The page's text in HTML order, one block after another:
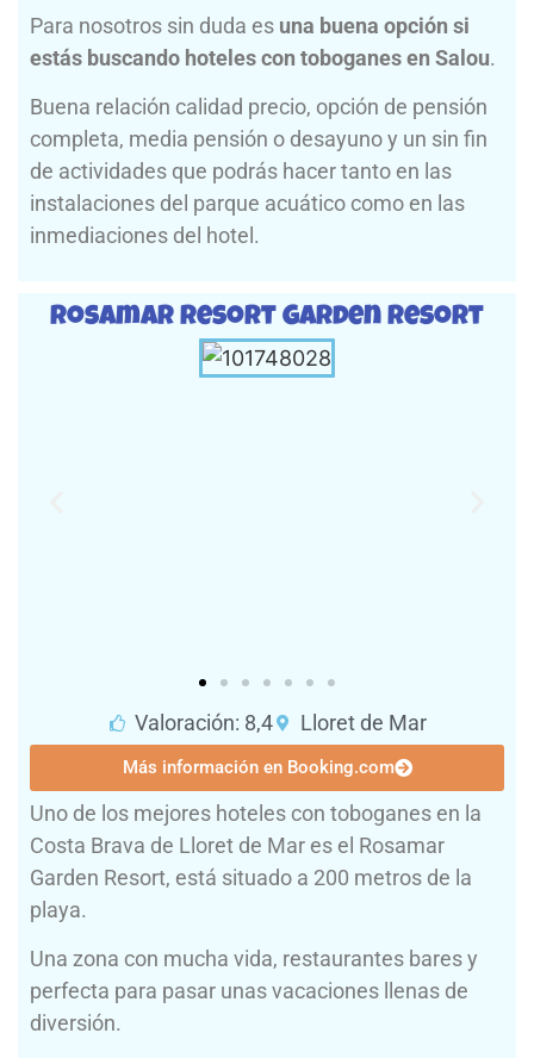
Para nosotros sin duda es una buena opción si
estás buscando hoteles con toboganes en Salou.
Buena relación calidad precio, opción de pensión
completa, media pensión o desayuno y un sin fin
de actividades que podrás hacer tanto en las
instalaciones del parque acuático como en las
inmediaciones del hotel.
Rosamar Resort Garden Resort
Valoración: 8,4 Lloret de Mar
Más información en Booking.com
Uno de los mejores hoteles con toboganes en la
Costa Brava de Lloret de Mar es el Rosamar
Garden Resort, está situado a 200 metros de la
playa.
Una zona con mucha vida, restaurantes bares y
perfecta para pasar unas vacaciones llenas de
diversión.